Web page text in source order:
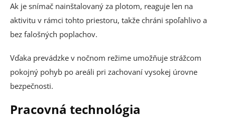
Ak je snímač nainštalovaný za plotom, reaguje len na
aktivitu v rámci tohto priestoru, takže chráni spoľahlivo a
bez falošných poplachov.
Vďaka prevádzke v nočnom režime umožňuje strážcom
pokojný pohyb po areáli pri zachovaní vysokej úrovne
bezpečnosti.
Pracovná technológia